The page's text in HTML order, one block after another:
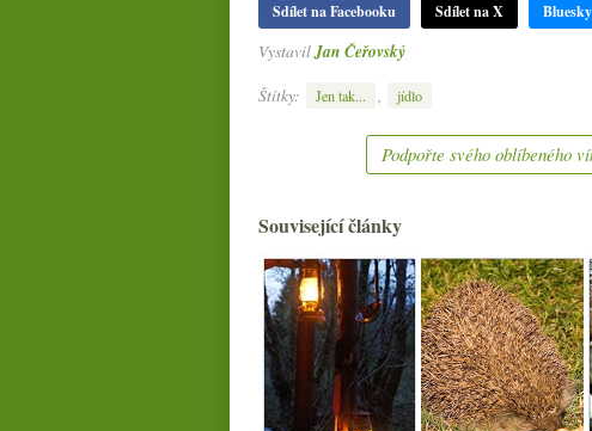
Sdílet na Facebooku Sdílet na X Bluesky
VystavilJan Čeřovský
Štítky:
Jen tak... jídlo
Podpořte svého oblíbeného
Související články